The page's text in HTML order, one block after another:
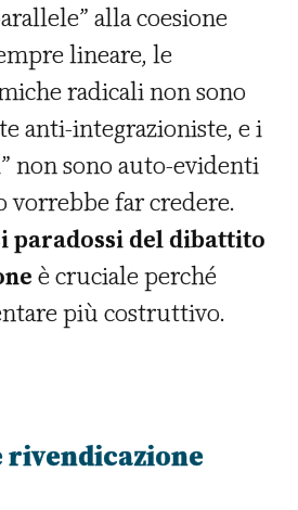
alla coesione
lineare, le
radicali non sono
anti-integrazioniste, e i
non sono auto-evidenti
vorrebbe far credere.
paradossi del dibattito
è cruciale perché
più costruttivo.
rivendicazione